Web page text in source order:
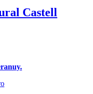
Castell